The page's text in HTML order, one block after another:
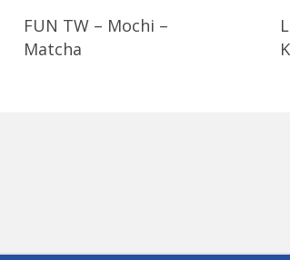
FUN TW – Mochi –
Matcha